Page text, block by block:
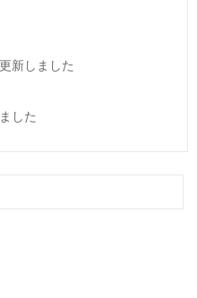
新しました
した